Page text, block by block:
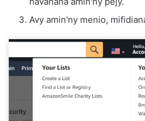
Avy amin'ny menio,